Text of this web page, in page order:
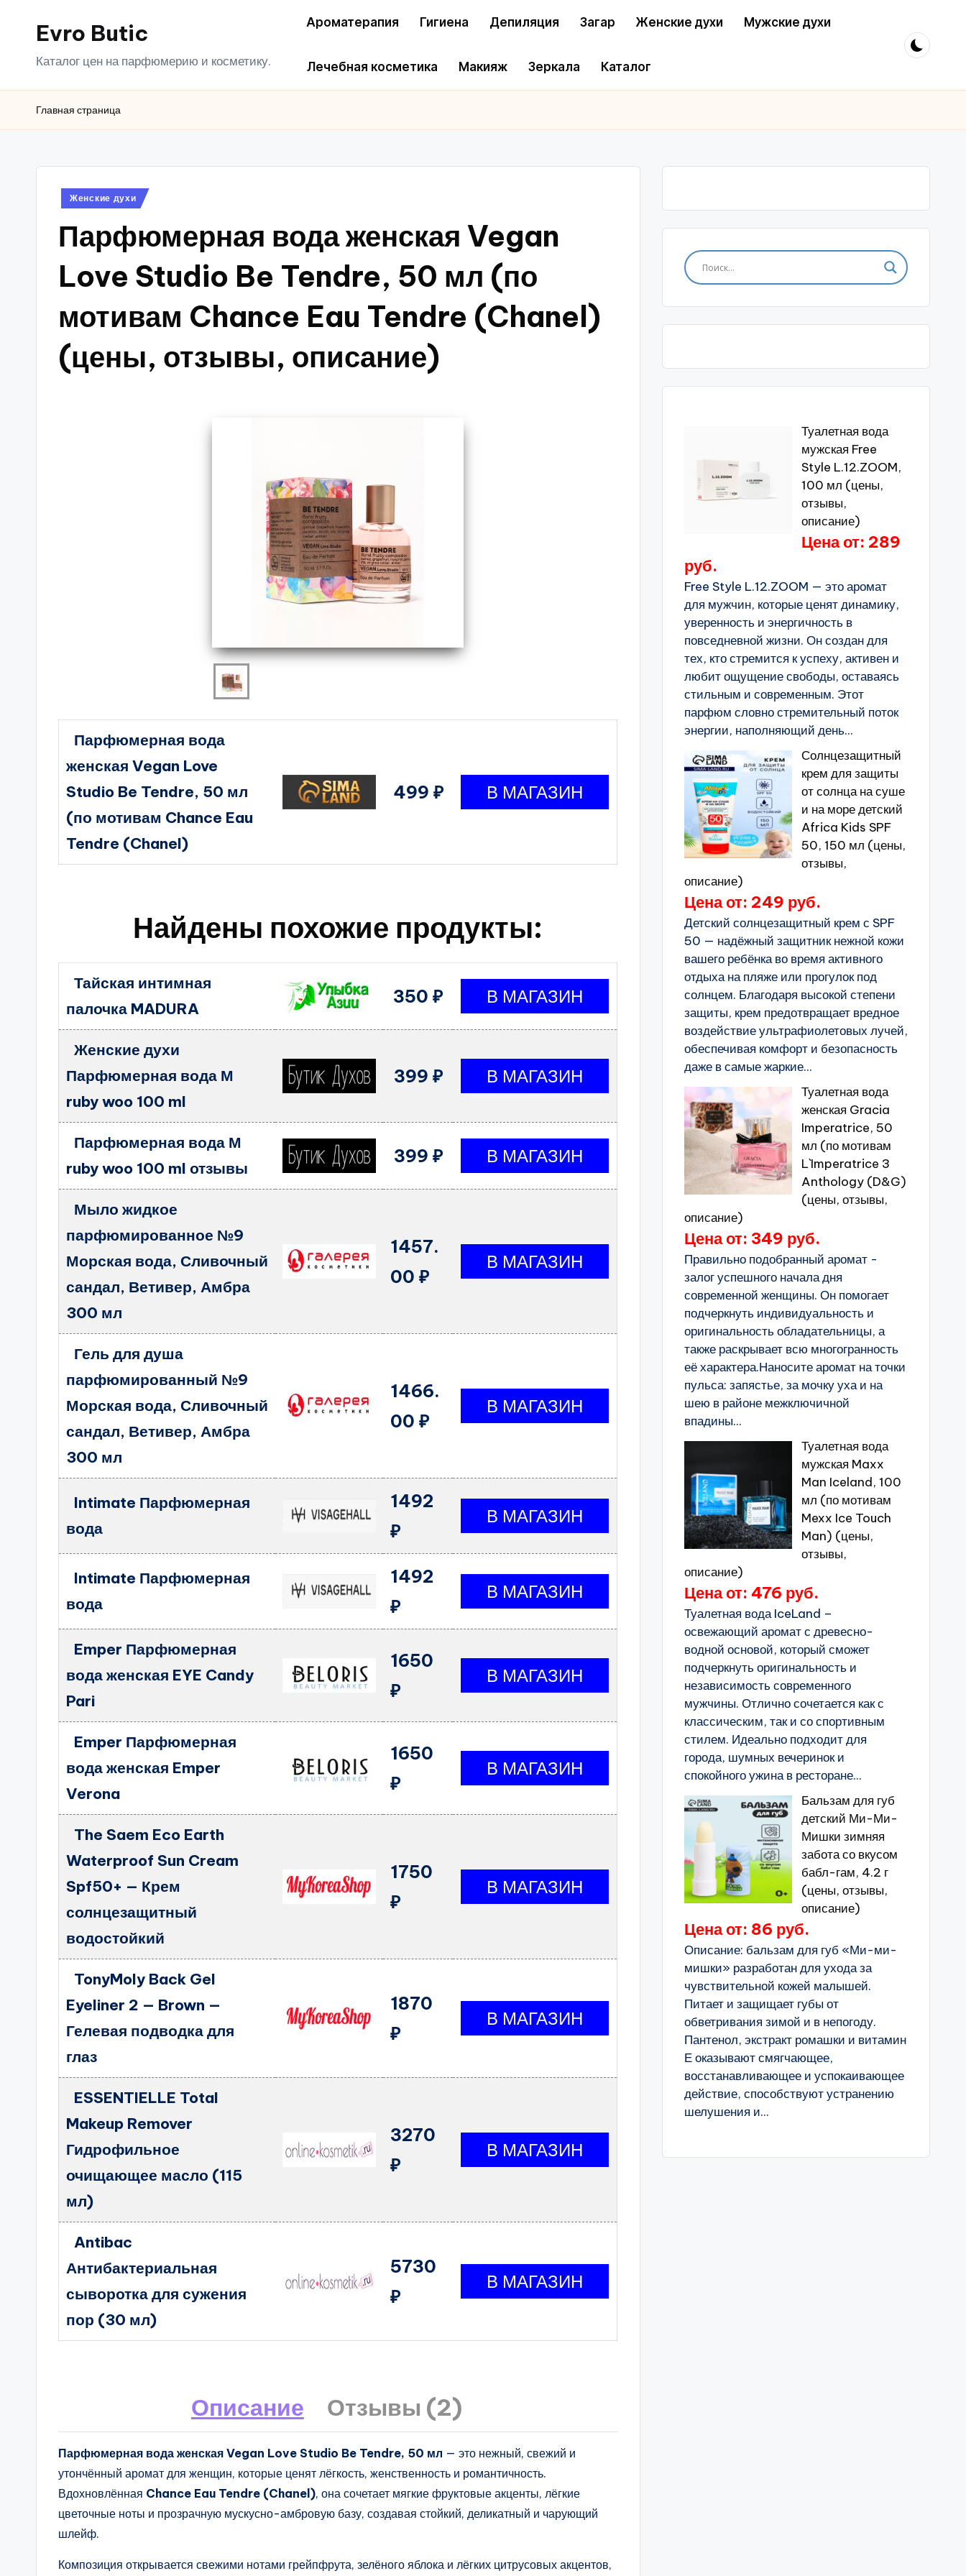
ПерейтиEvro Butic
Каталог цен на парфюмерию и косметику.
Ароматерапия Гигиена Депиляция Загар Женские духи Мужские духи
Лечебная косметика Макияж Зеркала Каталог
Главная страница
Опубликовано
Женские духи
Парфюмерная вода женская Vegan
Love Studio Be Tendre, 50 мл (по
мотивам Chance Eau Tendre (Chanel)
(цены, отзывы, описание)
Парфюмерная вода
женская Vegan Love
Studio Be Tendre, 50 мл
(по мотивам Chance Eau
Tendre (Chanel)
499 ₽
Найдены похожие продукты:
Тайская интимная
палочка MADURA
350 ₽
Женские духи
Парфюмерная вода М
ruby woo 100 ml
399 ₽
Парфюмерная вода М
ruby woo 100 ml отзывы
399 ₽
Мыло жидкое
парфюмированное №9
Морская вода, Сливочный
сандал, Ветивер, Амбра
300 мл
1457.
00 ₽
Гель для душа
парфюмированный №9
Морская вода, Сливочный
сандал, Ветивер, Амбра
300 мл
1466.
00 ₽
Intimate Парфюмерная
вода
1492
₽
Intimate Парфюмерная
вода
1492
₽
Emper Парфюмерная
вода женская EYE Candy
Pari
1650
₽
Emper Парфюмерная
вода женская Emper
Verona
1650
₽
The Saem Eco Earth
Waterproof Sun Cream
Spf50+ — Крем
солнцезащитный
водостойкий
1750
₽
TonyMoly Back Gel
Eyeliner 2 — Brown —
Гелевая подводка для
глаз
1870
₽
ESSENTIELLE Total
Makeup Remover
Гидрофильное
очищающее масло (115
мл)
3270
₽
Antibac
Антибактериальная
сыворотка для сужения
пор (30 мл)
5730
₽
Описание Отзывы (2)
Парфюмерная вода женская Vegan Love Studio Be Tendre, 50 мл — это нежный, свежий и
утончённый аромат для женщин, которые ценят лёгкость, женственность и романтичность.
Вдохновлённая Chance Eau Tendre (Chanel), она сочетает мягкие фруктовые акценты, лёгкие
цветочные ноты и прозрачную мускусно-амбровую базу, создавая стойкий, деликатный и чарующий
шлейф.
Композиция открывается свежими нотами грейпфрута, зелёного яблока и лёгких цитрусовых акцентов,
Туалетная вода
мужская Free
Style L.12.ZOOM,
100 мл (цены,
отзывы,
описание)
Цена от: 289
руб.
Free Style L.12.ZOOM — это аромат
для мужчин, которые ценят динамику,
уверенность и энергичность в
повседневной жизни. Он создан для
тех, кто стремится к успеху, активен и
любит ощущение свободы, оставаясь
стильным и современным. Этот
парфюм словно стремительный поток
энергии, наполняющий день...
Солнцезащитный
крем для защиты
от солнца на суше
и на море детский
Africa Kids SPF
50, 150 мл (цены,
отзывы,
описание)
Цена от: 249 руб.
Детский солнцезащитный крем с SPF
50 — надёжный защитник нежной кожи
вашего ребёнка во время активного
отдыха на пляже или прогулок под
солнцем. Благодаря высокой степени
защиты, крем предотвращает вредное
воздействие ультрафиолетовых лучей,
обеспечивая комфорт и безопасность
даже в самые жаркие...
Туалетная вода
женская Gracia
Imperatrice, 50
мл (по мотивам
L`Imperatrice 3
Anthology (D&G)
(цены, отзывы,
описание)
Цена от: 349 руб.
Правильно подобранный аромат -
залог успешного начала дня
современной женщины. Он помогает
подчеркнуть индивидуальность и
оригинальность обладательницы, а
также раскрывает всю многогранность
её характера.Наносите аромат на точки
пульса: запястье, за мочку уха и на
шею в районе межключичной
впадины...
Туалетная вода
мужская Maxx
Man Iceland, 100
мл (по мотивам
Mexx Ice Touch
Man) (цены,
отзывы,
описание)
Цена от: 476 руб.
Туалетная вода IceLand –
освежающий аромат с древесно-
водной основой, который сможет
подчеркнуть оригинальность и
независимость современного
мужчины. Отлично сочетается как с
классическим, так и со спортивным
стилем. Идеально подходит для
города, шумных вечеринок и
спокойного ужина в ресторане...
Бальзам для губ
детский Ми-Ми-
Мишки зимняя
забота со вкусом
бабл-гам, 4.2 г
(цены, отзывы,
описание)
Цена от: 86 руб.
Описание: бальзам для губ «Ми-ми-
мишки» разработан для ухода за
чувствительной кожей малышей.
Питает и защищает губы от
обветривания зимой и в непогоду.
Пантенол, экстракт ромашки и витамин
Е оказывают смягчающее,
восстанавливающее и успокаивающее
действие, способствуют устранению
шелушения и...